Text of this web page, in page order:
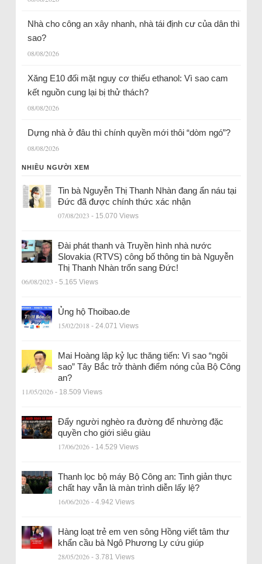
Nhà cho công an xây nhanh, nhà tái định cư của dân thì
sao?
08/08/2026
Xăng E10 đối mặt nguy cơ thiếu ethanol: Vì sao cam
kết nguồn cung lại bị thử thách?
08/08/2026
Dựng nhà ở đâu thì chính quyền mới thôi “dòm ngó”?
08/08/2026
NHIỀU NGƯỜI XEM
Tin bà Nguyễn Thị Thanh Nhàn đang ẩn náu tại
Đức đã được chính thức xác nhận
07/08/2023 - 15.070 Views
Đài phát thanh và Truyền hình nhà nước
Slovakia (RTVS) công bố thông tin bà Nguyễn
Thị Thanh Nhàn trốn sang Đức!
06/08/2023 - 5.165 Views
Ủng hộ Thoibao.de
15/02/2018 - 24.071 Views
Mai Hoàng lập kỷ lục thăng tiến: Vì sao “ngôi
sao” Tây Bắc trở thành điểm nóng của Bộ Công
an?
11/05/2026 - 18.509 Views
Đẩy người nghèo ra đường để nhường đặc
quyền cho giới siêu giàu
17/06/2026 - 14.529 Views
Thanh lọc bộ máy Bộ Công an: Tinh giản thực
chất hay vẫn là màn trình diễn lấy lệ?
16/06/2026 - 4.942 Views
Hàng loạt trẻ em ven sông Hồng viết tâm thư
khẩn cầu bà Ngô Phương Ly cứu giúp
28/05/2026 - 3.781 Views